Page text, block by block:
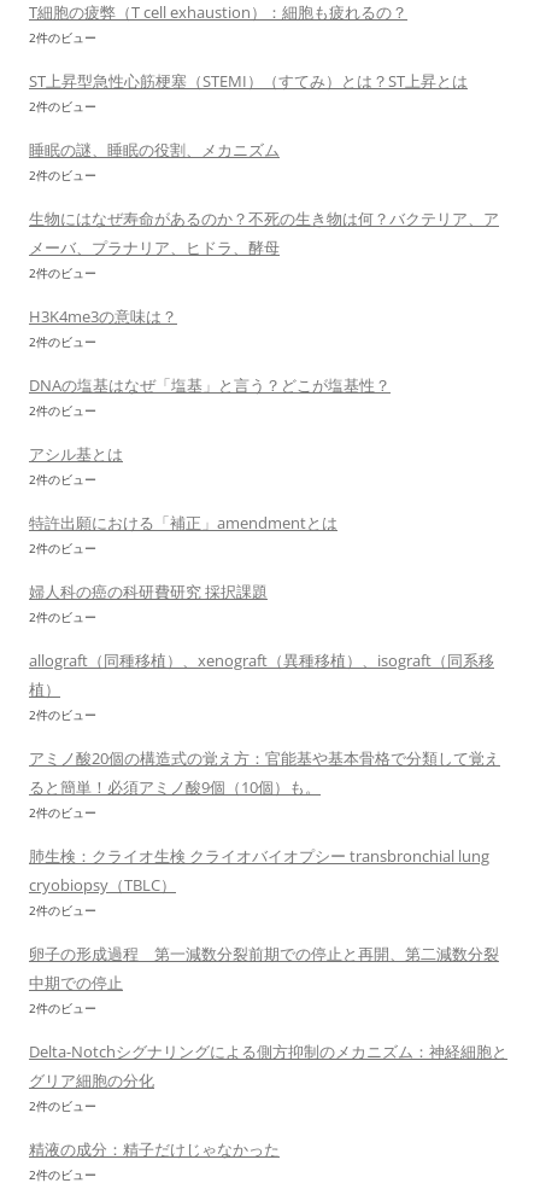
T細胞の疲弊（T cell exhaustion）：細胞も疲れるの？
2件のビュー
ST上昇型急性心筋梗塞（STEMI）（すてみ）とは？ST上昇とは
2件のビュー
睡眠の謎、睡眠の役割、メカニズム
2件のビュー
生物にはなぜ寿命があるのか？不死の生き物は何？バクテリア、ア
メーバ、プラナリア、ヒドラ、酵母
2件のビュー
H3K4me3の意味は？
2件のビュー
DNAの塩基はなぜ「塩基」と言う？どこが塩基性？
2件のビュー
アシル基とは
2件のビュー
特許出願における「補正」amendmentとは
2件のビュー
婦人科の癌の科研費研究 採択課題
2件のビュー
allograft（同種移植）、xenograft（異種移植）、isograft（同系移
植）
2件のビュー
アミノ酸20個の構造式の覚え方：官能基や基本骨格で分類して覚え
ると簡単！必須アミノ酸9個（10個）も。
2件のビュー
肺生検：クライオ生検 クライオバイオプシー transbronchial lung
cryobiopsy（TBLC）
2件のビュー
卵子の形成過程 第一減数分裂前期での停止と再開、第二減数分裂
中期での停止
2件のビュー
Delta-Notchシグナリングによる側方抑制のメカニズム：神経細胞と
グリア細胞の分化
2件のビュー
精液の成分：精子だけじゃなかった
2件のビュー